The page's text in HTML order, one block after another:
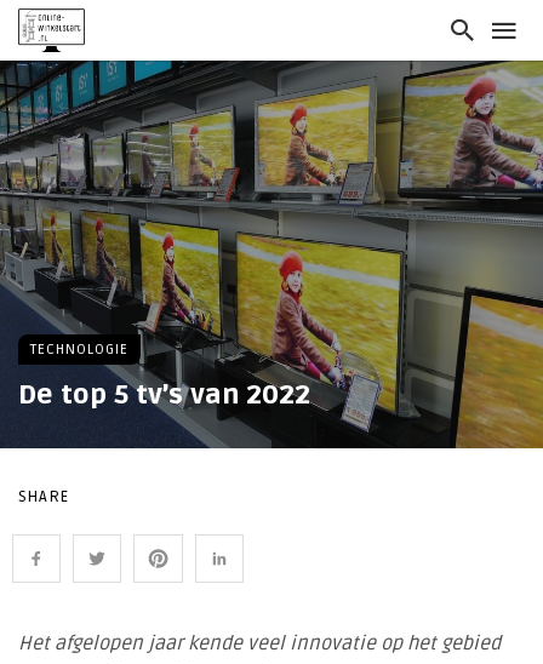
TECHNOLOGIE
De top 5 tv’s van 2022
SHARE
Het afgelopen jaar kende veel innovatie op het gebied